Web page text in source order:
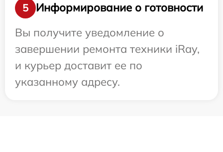
5
Информирование о готовности
Вы получите уведомление о
завершении ремонта техники iRay,
и курьер доставит ее по
указанному адресу.